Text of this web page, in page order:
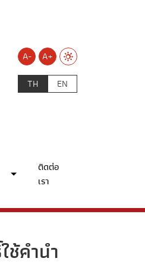
A-
A+
TH
EN
ติดต่อ
เรา
ช้คำนำ